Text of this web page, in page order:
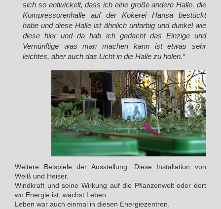
sich so entwickelt, dass ich eine große andere Halle, die
Kompressorenhalle auf der Kokerei Hansa bestückt
habe und diese Halle ist ähnlich unfarbig und dunkel wie
diese hier und da hab ich gedacht das Einzige und
Vernünftige was man machen kann ist etwas sehr
leichtes, aber auch das Licht in die Halle zu holen.“
Weitere Beispiele der Ausstellung: Diese Installation von
Weiß und Heiser.
Windkraft und seine Wirkung auf die Pflanzenwelt oder dort
wo Energie ist, wächst Leben.
Leben war auch einmal in diesen Energiezentren.